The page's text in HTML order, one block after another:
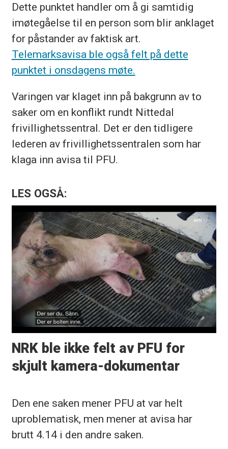
Dette punktet handler om å gi samtidig
imøtegåelse til en person som blir anklaget
for påstander av faktisk art.
Telemarksavisa ble også felt på dette
punktet i onsdagens møte.
Varingen var klaget inn på bakgrunn av to
saker om en konflikt rundt Nittedal
frivillighetssentral. Det er den tidligere
lederen av frivillighetssentralen som har
klaga inn avisa til PFU.
LES OGSÅ:
NRK ble ikke felt av PFU for
skjult kamera-dokumentar
Den ene saken mener PFU at var helt
uproblematisk, men mener at avisa har
brutt 4.14 i den andre saken.